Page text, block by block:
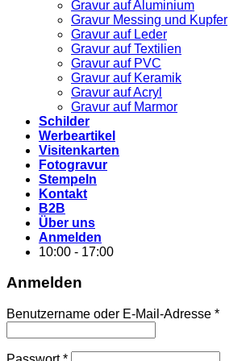
Gravur auf Aluminium
Gravur Messing und Kupfer
Gravur auf Leder
Gravur auf Textilien
Gravur auf PVC
Gravur auf Keramik
Gravur auf Acryl
Gravur auf Marmor
Schilder
Werbeartikel
Visitenkarten
Fotogravur
Stempeln
Kontakt
B2B
Über uns
Anmelden
10:00 - 17:00
Anmelden
Benutzername oder E-Mail-Adresse *
Erforderlich